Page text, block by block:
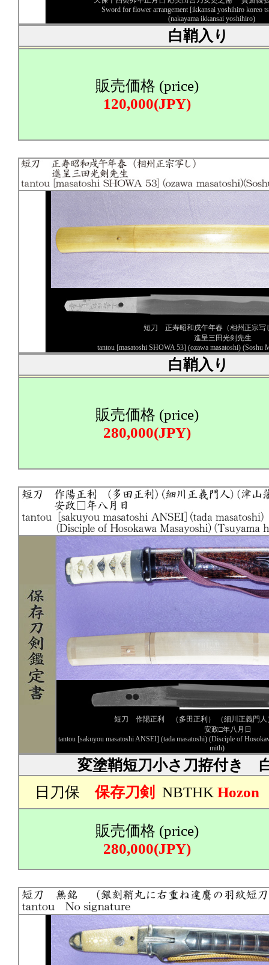
Sword for flower arrangement [ikkansai yoshihiro koreo
(nakayama ikkansai yoshihiro)
白鞘入り
販売価格 (price)
120,000(JPY)
短刀 正寿昭和戌午年春（相州正宗写
進呈三田光剣先生
tantou [masatoshi SHOWA 53] (ozawa masatoshi) (Soshu
白鞘入り
販売価格 (price)
280,000(JPY)
短刀 作陽正利 （多田正利） （細川正義門人
安政□年八月日
tantou [sakuyou masatoshi ANSEI] (tada masatoshi) (Disciple of
mith)
変塗鞘短刀小さ刀拵付き
日刀保 保存刀剣 NBTHK Hozon
販売価格 (price)
280,000(JPY)